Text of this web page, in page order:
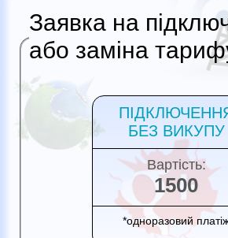
Заявка на
або заміна
БЕЗ ВИКУПУ
Вартість:
1500
*одноразовий